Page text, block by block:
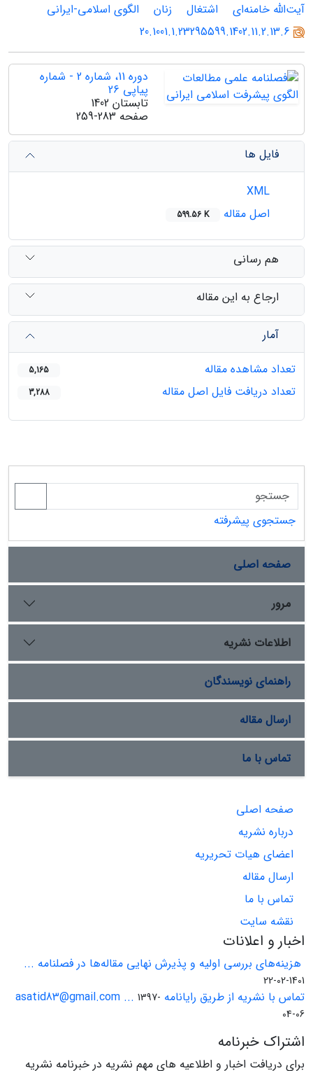
آیت‌الله خامنه‌ای
اشتغال زنان
الگوی اسلامی-ایرانی
20.1001.1.23295599.1402.11.2.13.6
دوره 11، شماره 2 - شماره
پیاپی 26
تابستان 1402
صفحه 259-283
فایل ها
اصل مقاله
599.56 K
هم رسانی
ارجاع به این مقاله
آمار
تعداد مشاهده مقاله
5,165
تعداد دریافت فایل اصل مقاله 3,288
جستجوی پیشرفته
صفحه اصلی
مرور
اطلاعات نشریه
راهنمای نویسندگان
ارسال مقاله
تماس با ما
صفحه اصلی
درباره نشریه
اعضای هیات تحریریه
ارسال مقاله
تماس با ما
نقشه سایت
اخبار و اعلانات
هزینه‌های بررسی اولیه و پذیرش نهایی مقاله‌ها در فصلنامه ...
1401-02-22
تماس با نشریه از طریق رایانامه asatid83@gmail.com ... 1397-
04-06
اشتراک خبرنامه
برای دریافت اخبار و اطلاعیه های مهم نشریه در خبرنامه نشریه